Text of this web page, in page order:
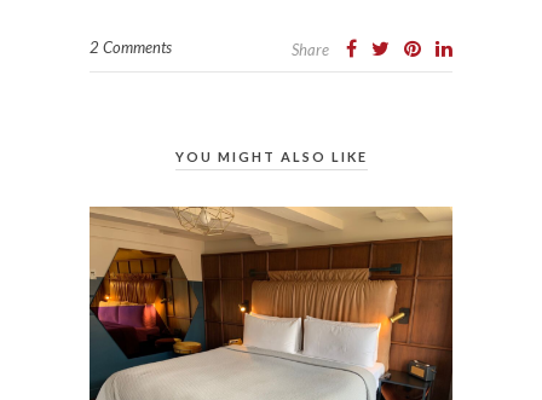
2 Comments Share
YOU MIGHT ALSO LIKE